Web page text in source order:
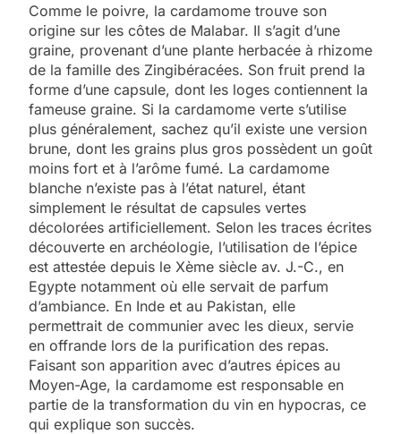
Comme le poivre, la cardamome trouve son
origine sur les côtes de Malabar. Il s’agit d’une
graine, provenant d’une plante herbacée à rhizome
de la famille des Zingibéracées. Son fruit prend la
forme d’une capsule, dont les loges contiennent la
fameuse graine. Si la cardamome verte s’utilise
plus généralement, sachez qu’il existe une version
brune, dont les grains plus gros possèdent un goût
moins fort et à l’arôme fumé. La cardamome
blanche n’existe pas à l’état naturel, étant
simplement le résultat de capsules vertes
décolorées artificiellement. Selon les traces écrites
découverte en archéologie, l’utilisation de l’épice
est attestée depuis le Xème siècle av. J.-C., en
Egypte notamment où elle servait de parfum
d’ambiance. En Inde et au Pakistan, elle
permettrait de communier avec les dieux, servie
en offrande lors de la purification des repas.
Faisant son apparition avec d’autres épices au
Moyen-Age, la cardamome est responsable en
partie de la transformation du vin en hypocras, ce
qui explique son succès.